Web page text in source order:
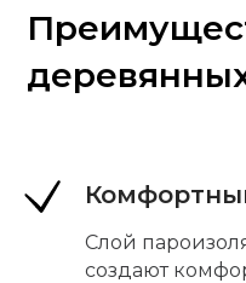
Слой
создают